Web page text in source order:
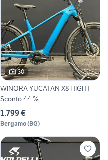
30
WINORA YUCATAN X8 HIGHT
Sconto 44 %
1.799 €
Bergamo(BG)